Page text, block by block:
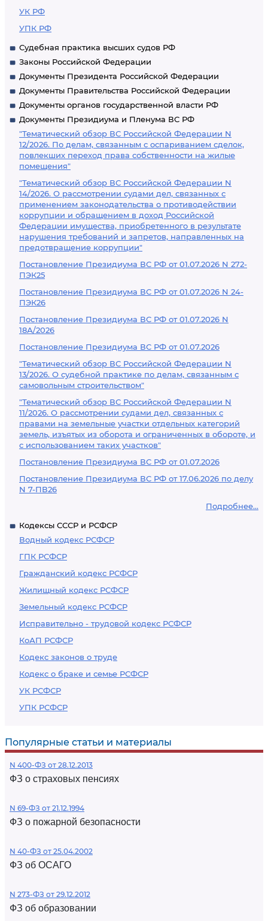
УК РФ
УПК РФ
Судебная практика высших судов РФ
Законы Российской Федерации
Документы Президента Российской Федерации
Документы Правительства Российской Федерации
Документы органов государственной власти РФ
Документы Президиума и Пленума ВС РФ
"Тематический обзор ВС Российской Федерации N
12/2026. По делам, связанным с оспариванием сделок,
повлекших переход права собственности на жилые
помещения"
"Тематический обзор ВС Российской Федерации N
14/2026. О рассмотрении судами дел, связанных с
применением законодательства о противодействии
коррупции и обращением в доход Российской
Федерации имущества, приобретенного в результате
нарушения требований и запретов, направленных на
предотвращение коррупции"
Постановление Президиума ВС РФ от 01.07.2026 N 272-
ПЭК25
Постановление Президиума ВС РФ от 01.07.2026 N 24-
ПЭК26
Постановление Президиума ВС РФ от 01.07.2026 N
18А/2026
Постановление Президиума ВС РФ от 01.07.2026
"Тематический обзор ВС Российской Федерации N
13/2026. О судебной практике по делам, связанным с
самовольным строительством"
"Тематический обзор ВС Российской Федерации N
11/2026. О рассмотрении судами дел, связанных с
правами на земельные участки отдельных категорий
земель, изъятых из оборота и ограниченных в обороте, и
с использованием таких участков"
Постановление Президиума ВС РФ от 01.07.2026
Постановление Президиума ВС РФ от 17.06.2026 по делу
N 7-ПВ26
Подробнее...
Кодексы СССР и РСФСР
Водный кодекс РСФСР
ГПК РСФСР
Гражданский кодекс РСФСР
Жилищный кодекс РСФСР
Земельный кодекс РСФСР
Исправительно - трудовой кодекс РСФСР
КоАП РСФСР
Кодекс законов о труде
Кодекс о браке и семье РСФСР
УК РСФСР
УПК РСФСР
Популярные статьи и материалы
N 400-ФЗ от 28.12.2013
ФЗ о страховых пенсиях
N 69-ФЗ от 21.12.1994
ФЗ о пожарной безопасности
N 40-ФЗ от 25.04.2002
ФЗ об ОСАГО
N 273-ФЗ от 29.12.2012
ФЗ об образовании